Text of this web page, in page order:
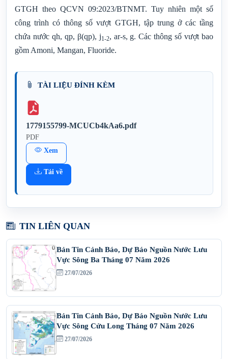
GTGH theo QCVN 09:2023/BTNMT. Tuy nhiên một số
công trình có thông số vượt GTGH, tập trung ở các tầng
chứa nước qh, qp, β(qp), j1-2, ar-s, g. Các thông số vượt bao
gồm Amoni, Mangan, Fluoride.
TÀI LIỆU ĐÍNH KÈM
1779155799-MCUCb4kAa6.pdf
PDF
Xem
Tải về
TIN LIÊN QUAN
Bản Tin Cảnh Báo, Dự Báo Nguồn Nước Lưu
Vực Sông Ba Tháng 07 Năm 2026
27/07/2026
Bản Tin Cảnh Báo, Dự Báo Nguồn Nước Lưu
Vực Sông Cửu Long Tháng 07 Năm 2026
27/07/2026